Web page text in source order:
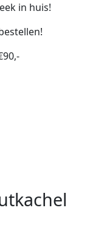
in huis!